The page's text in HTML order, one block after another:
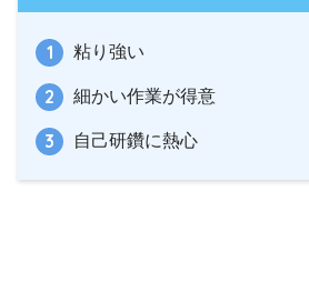
粘り強い
細かい作業が得意
自己研鑽に熱心